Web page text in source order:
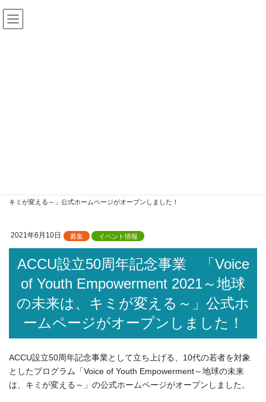
ン
テ
ビ
ゲ
キミが変える～」公式ホームページがオープンしました！
2021年6月10日 募集 イベント情報
ACCU設立50周年記念事業 「Voice
of Youth Empowerment 2021～地球
の未来は、キミが変える～」公式ホ
ームページがオープンしました！
ACCU設立50周年記念事業として立ち上げる、10代の若者を対象
としたプログラム「Voice of Youth Empowerment～地球の未来
は、キミが変える～」の公式ホームページがオープンしました。